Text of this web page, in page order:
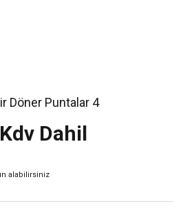
Döner Puntalar 4
Dahil
alabilirsiniz